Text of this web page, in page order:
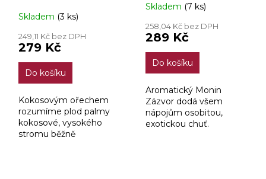
Skladem (3 ks)
249,11 Kč bez DPH
279 Kč
Do košíku
Kokosovým ořechem
rozumíme plod palmy
kokosové, vysokého
stromu běžně
Průměrné
produktu
je
5,0
5
hvězdiček.
Skladem (7 ks)
258,04 Kč bez DPH
289 Kč
Do košíku
Aromatický Monin
Zázvor dodá všem
nápojům osobitou,
exotickou chuť.